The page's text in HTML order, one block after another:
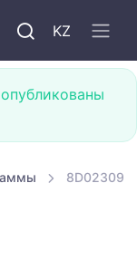
KZ
8D02309